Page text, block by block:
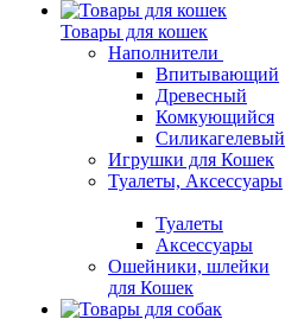
Товары для кошек
Наполнители
Впитывающий
Древесный
Комкующийся
Силикагелевый
Игрушки для Кошек
Туалеты, Аксессуары
Туалеты
Аксессуары
Ошейники, шлейки
для Кошек